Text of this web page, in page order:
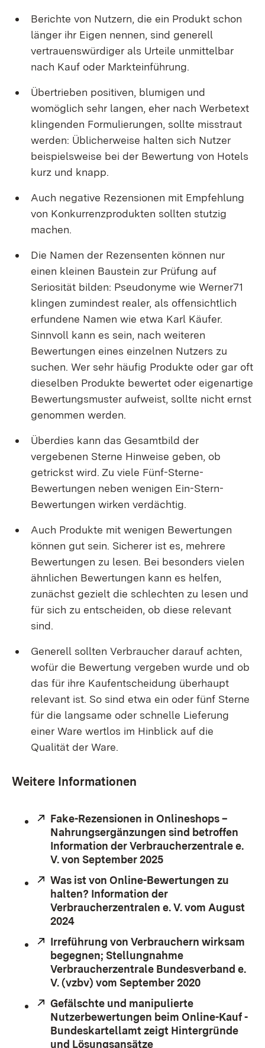
Berichte von Nutzern, die ein Produkt schon
länger ihr Eigen nennen, sind generell
vertrauenswürdiger als Urteile unmittelbar
nach Kauf oder Markteinführung.
Übertrieben positiven, blumigen und
womöglich sehr langen, eher nach Werbetext
klingenden Formulierungen, sollte misstraut
werden: Üblicherweise halten sich Nutzer
beispielsweise bei der Bewertung von Hotels
kurz und knapp.
Auch negative Rezensionen mit Empfehlung
von Konkurrenzprodukten sollten stutzig
machen.
Die Namen der Rezensenten können nur
einen kleinen Baustein zur Prüfung auf
Seriosität bilden: Pseudonyme wie Werner71
klingen zumindest realer, als offensichtlich
erfundene Namen wie etwa Karl Käufer.
Sinnvoll kann es sein, nach weiteren
Bewertungen eines einzelnen Nutzers zu
suchen. Wer sehr häufig Produkte oder gar oft
dieselben Produkte bewertet oder eigenartige
Bewertungsmuster aufweist, sollte nicht ernst
genommen werden.
Überdies kann das Gesamtbild der
vergebenen Sterne Hinweise geben, ob
getrickst wird. Zu viele Fünf-Sterne-
Bewertungen neben wenigen Ein-Stern-
Bewertungen wirken verdächtig.
Auch Produkte mit wenigen Bewertungen
können gut sein. Sicherer ist es, mehrere
Bewertungen zu lesen. Bei besonders vielen
ähnlichen Bewertungen kann es helfen,
zunächst gezielt die schlechten zu lesen und
für sich zu entscheiden, ob diese relevant
sind.
Generell sollten Verbraucher darauf achten,
wofür die Bewertung vergeben wurde und ob
das für ihre Kaufentscheidung überhaupt
relevant ist. So sind etwa ein oder fünf Sterne
für die langsame oder schnelle Lieferung
einer Ware wertlos im Hinblick auf die
Qualität der Ware.
Weitere Informationen
Extern:
Fake-Rezensionen in Onlineshops –
Nahrungsergänzungen sind betroffen
Information der Verbraucherzentrale e.
V. von September 2025
Extern:
Was ist von Online-Bewertungen zu
halten? Information der
Verbraucherzentralen e. V. vom August
2024
Extern:
Irreführung von Verbrauchern wirksam
begegnen; Stellungnahme
Verbraucherzentrale Bundesverband e.
V. (vzbv) vom September 2020
Extern:
Gefälschte und manipulierte
Nutzerbewertungen beim Online-Kauf -
Bundeskartellamt zeigt Hintergründe
und Lösungsansätze